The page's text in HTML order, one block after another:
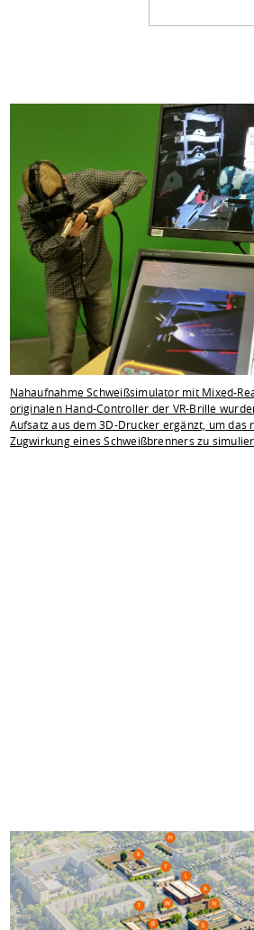
Nahaufnahme Schweißsimulator mit Mixed-
originalen Hand-Controller der VR-Brille
Aufsatz aus dem 3D-Drucker ergänzt, um das
Zugwirkung eines Schweißbrenners zu